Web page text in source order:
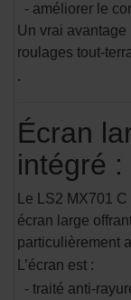
- améliorer le
Un vrai
roulages tout-
.
Écran
intégré
Le LS2 MX701
écran large
particulièrement
L’écran est :
- traité anti-